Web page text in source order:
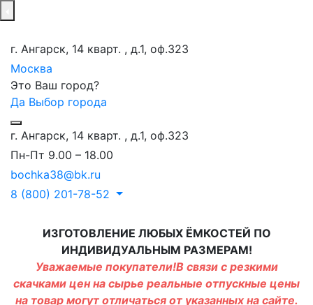
г. Ангарск, 14 кварт. , д.1, оф.323
Москва
Это Ваш город?
Да Выбор города
г. Ангарск, 14 кварт. , д.1, оф.323
Пн-Пт 9.00 – 18.00
bochka38@bk.ru
8 (800) 201-78-52
ИЗГОТОВЛЕНИЕ ЛЮБЫХ ЁМКОСТЕЙ ПО
ИНДИВИДУАЛЬНЫМ РАЗМЕРАМ!
Уважаемые покупатели!В связи с резкими
скачками цен на сырье реальные отпускные цены
на товар могут отличаться от указанных на сайте.